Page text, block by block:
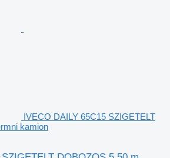
IVECO DAILY 65C15 SZIGETELT
kamion